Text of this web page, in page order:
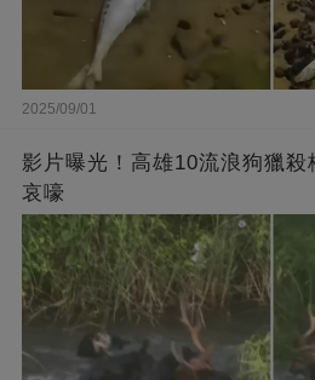
2025/09/01
影片曝光！高雄10流浪狗獵
哀嚎